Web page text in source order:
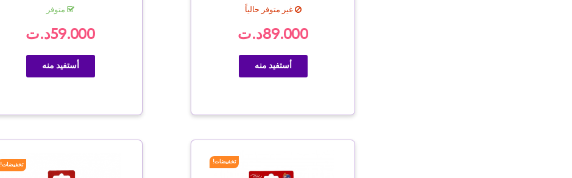
غير متوفر حالياً
89.000د.ت
أستفيد منه
متوفر
59.000د.ت
أستفيد منه
تخفيضات! تخفيضات!